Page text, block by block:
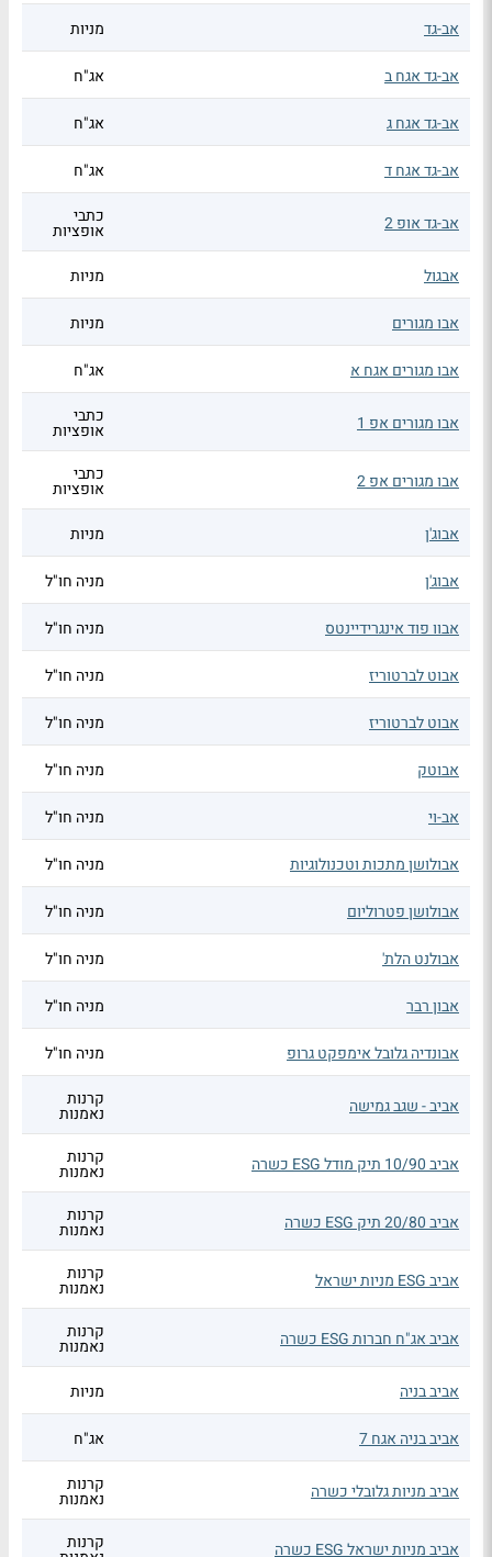
אב-גד מניות
אב-גד אגח ב אג"ח
אב-גד אגח ג אג"ח
אב-גד אגח ד אג"ח
אב-גד אופ 2 כתבי
אופציות
אבגול
מניות
אבו מגורים מניות
אבו מגורים אגח א אג"ח
אבו מגורים אפ 1 כתבי
אופציות
אבו מגורים אפ 2 כתבי
אופציות
אבוג'ן
מניות
אבוג'ן מניה חו"ל
אבוו פוד אינגרידיינטס מניה חו"ל
אבוט לברטוריז מניה חו"ל
אבוט לברטוריז מניה חו"ל
אבוטק מניה חו"ל
אב-וי מניה חו"ל
אבולושן מתכות וטכנולוגיות מניה חו"ל
אבולושן פטרוליום מניה חו"ל
אבולנט הלת' מניה חו"ל
אבון רבר מניה חו"ל
אבונדיה גלובל אימפקט גרופ מניה חו"ל
אביב - שגב גמישה קרנות
נאמנות
אביב 10/90 תיק מודל ESG כשרה קרנות
נאמנות
אביב 20/80 תיק ESG כשרה קרנות
נאמנות
אביב ESG מניות ישראל קרנות
נאמנות
אביב אג"ח חברות ESG כשרה קרנות
נאמנות
אביב בניה
מניות
אביב בניה אגח 7 אג"ח
אביב מניות גלובלי כשרה קרנות
נאמנות
אביב מניות ישראל ESG כשרה קרנות